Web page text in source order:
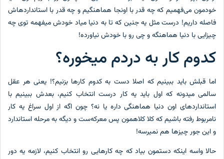
خودمون می‌فهمیم که چه قدر با اونجا هماهنگیم و چه قدر با استانداردهاش
فاصله داریم! درست مثل یه جنین که تا به دنیا میاد خودش میفهمه توی چه
چیزایی با دنیا هماهنگه و چی رو با خودش نیاورده!
کدوم کار به دردم میخوره؟
اما قبلش باید ببینیم که اصلا دست به کدوم کارها بزنیم؟! یعنی هر عقل
سالمی میدونه که اول باید یه کار درست انتخاب کنیم، بعدش ببینیم با
استانداردهای اون دنیا هماهنگی داره یا نه؟ چون اگه از اول سراغ یه کار
نامربوط رفته باشیم که کلا کلاهمون پس معرکه‌ست و دیگه به مرحله استاندارد
و این جور چیزها هم نمیرسه!
حالا واسه اینکه دستمون بیاد که چه کارهایی رو انتخاب کنیم، لازمه یه دور